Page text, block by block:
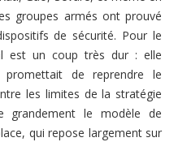
groupes armés ont prouvé
de sécurité. Pour le
est un coup très dur : elle
de reprendre le
les limites de la stratégie
grandement le modèle de
qui repose largement sur